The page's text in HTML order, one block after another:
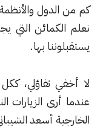
والأنظمة قد وقعت
التي يجهزونها
بها.
تفاؤلي، ككل
الزيارات الناجحة
أسعد الشيباني لأهم